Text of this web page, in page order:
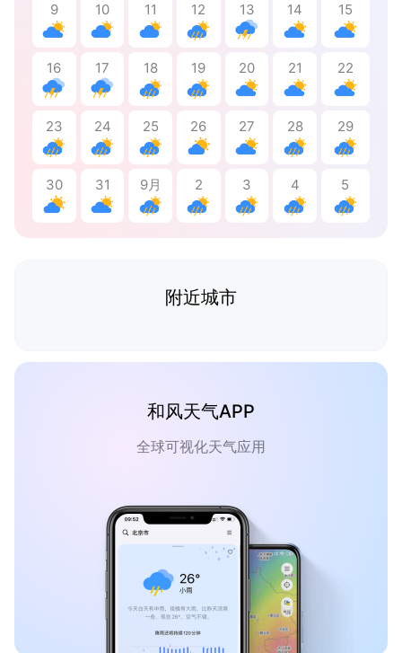
9 10 11 12 13 14 15
16 17 18 19 20 21 22
23 24 25 26 27 28 29
30 31 9月 2 3 4 5
附近城市
和风天气APP
全球可视化天气应用